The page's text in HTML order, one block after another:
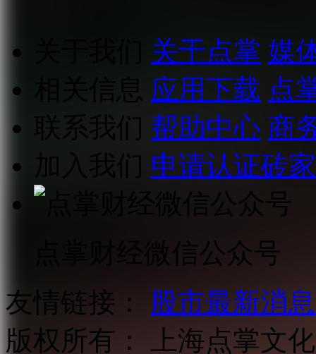
关于点掌 媒
应用下载 点
联系我们 帮助中心 商
申请认证砖家
点掌财经微信公众号
友情链接：
股市最新消息
版权所有：
上海点掌文